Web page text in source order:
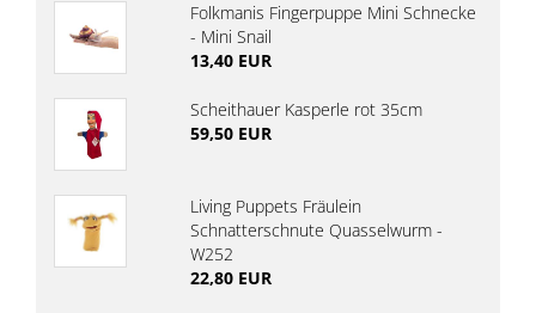
Folkmanis Fingerpuppe Mini Schnecke
- Mini Snail
13,40 EUR
Scheithauer Kasperle rot 35cm
59,50 EUR
Living Puppets Fräulein
Schnatterschnute Quasselwurm -
W252
22,80 EUR